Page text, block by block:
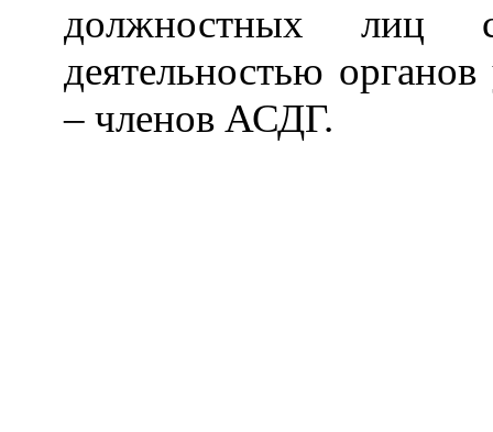
должностных лиц
деятельностью
– членов АСДГ.